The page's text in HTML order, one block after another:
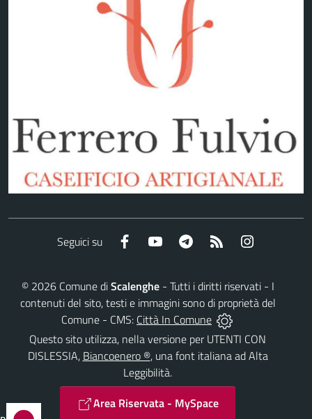
Seguici su Facebook YouTube Telegram RSS
© 2026Comune diScalenghe- Tutti i diritti riservati - I
contenuti del sito, testi e immagini sono di proprietà del
Comune - CMS: Città In Comune
Questo sito utilizza, nella versione per UTENTI CON
DISLESSIA, Biancoenero ®, una font italiana ad Alta
Leggibilità.
Area Riservata - MySpace